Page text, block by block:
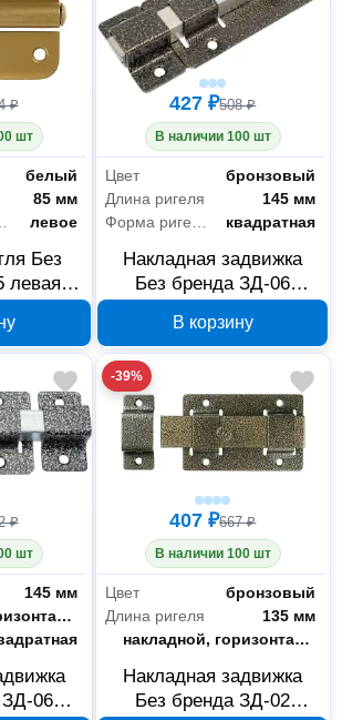
72
63
37
15
оборудования
₽
шт
белый
85 мм
левое
Без
левая,
427 ₽508 ₽
В наличии 100 шт
Цвет
бронзовый
Длина ригеля
145 мм
квадратная
Накладная задвижка
Без бренда ЗД-06
В корзину
₽
шт
145 мм
накладной, горизонтального расположения
ЗД-06
-39%
407 ₽667 ₽
В наличии 100 шт
Цвет
бронзовый
Длина ригеля
135 мм
Тип установки
накладной, горизонтального расположения
Накладная задвижка
Без бренда ЗД-02